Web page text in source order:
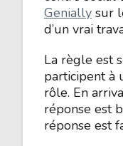
Genially sur
d’un vrai
La règle est
participent à
rôle. En
réponse est
réponse est